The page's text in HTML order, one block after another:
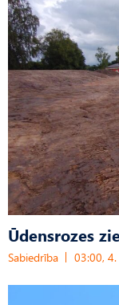
Ūdensrozes
Sabiedrība 03:00,